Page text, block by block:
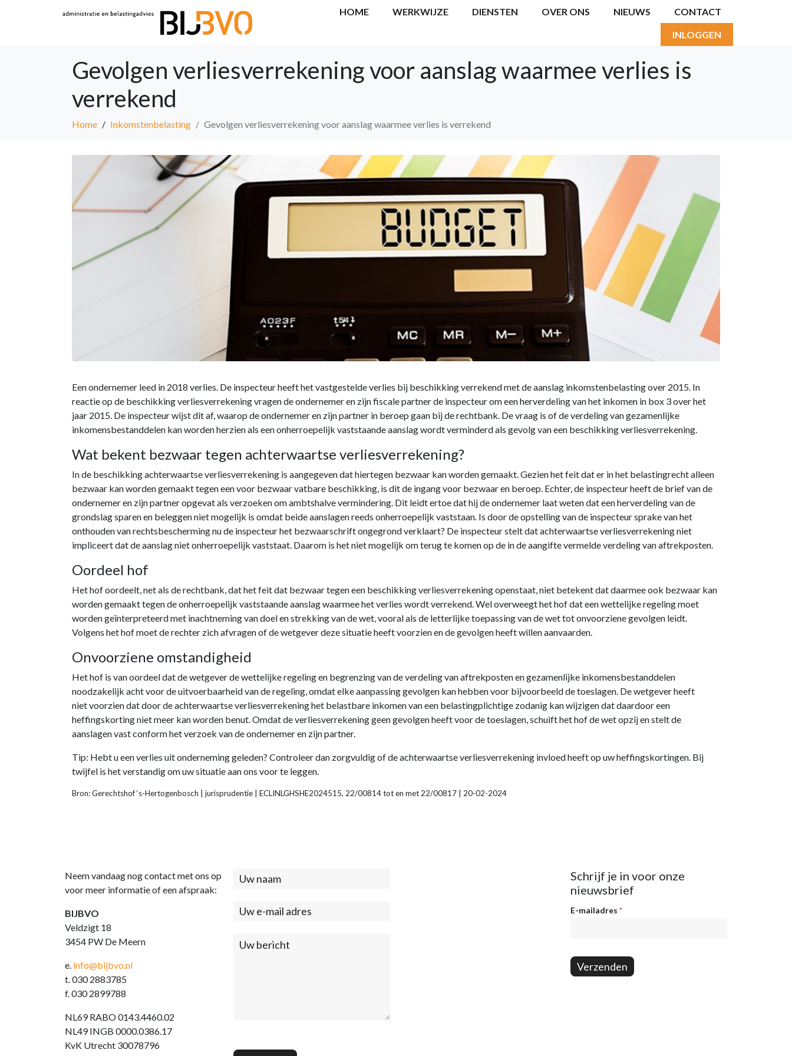
HOME WERKWIJZE DIENSTEN OVER ONS NIEUWS CONTACT
INLOGGEN
Gevolgen verliesverrekening voor aanslag waarmee verlies is
verrekend
Home Inkomstenbelasting Gevolgen verliesverrekening voor aanslag waarmee verlies is verrekend
Een ondernemer leed in 2018 verlies. De inspecteur heeft het vastgestelde verlies bij beschikking verrekend met de aanslag inkomstenbelasting over 2015. In
reactie op de beschikking verliesverrekening vragen de ondernemer en zijn fiscale partner de inspecteur om een herverdeling van het inkomen in box 3 over het
jaar 2015. De inspecteur wijst dit af, waarop de ondernemer en zijn partner in beroep gaan bij de rechtbank. De vraag is of de verdeling van gezamenlijke
inkomensbestanddelen kan worden herzien als een onherroepelijk vaststaande aanslag wordt verminderd als gevolg van een beschikking verliesverrekening.
Wat bekent bezwaar tegen achterwaartse verliesverrekening?
In de beschikking achterwaartse verliesverrekening is aangegeven dat hiertegen bezwaar kan worden gemaakt. Gezien het feit dat er in het belastingrecht alleen
bezwaar kan worden gemaakt tegen een voor bezwaar vatbare beschikking, is dit de ingang voor bezwaar en beroep. Echter, de inspecteur heeft de brief van de
ondernemer en zijn partner opgevat als verzoeken om ambtshalve vermindering. Dit leidt ertoe dat hij de ondernemer laat weten dat een herverdeling van de
grondslag sparen en beleggen niet mogelijk is omdat beide aanslagen reeds onherroepelijk vaststaan. Is door de opstelling van de inspecteur sprake van het
onthouden van rechtsbescherming nu de inspecteur het bezwaarschrift ongegrond verklaart? De inspecteur stelt dat achterwaartse verliesverrekening niet
impliceert dat de aanslag niet onherroepelijk vaststaat. Daarom is het niet mogelijk om terug te komen op de in de aangifte vermelde verdeling van aftrekposten.
Oordeel hof
Het hof oordeelt, net als de rechtbank, dat het feit dat bezwaar tegen een beschikking verliesverrekening openstaat, niet betekent dat daarmee ook bezwaar kan
worden gemaakt tegen de onherroepelijk vaststaande aanslag waarmee het verlies wordt verrekend. Wel overweegt het hof dat een wettelijke regeling moet
worden geïnterpreteerd met inachtneming van doel en strekking van de wet, vooral als de letterlijke toepassing van de wet tot onvoorziene gevolgen leidt.
Volgens het hof moet de rechter zich afvragen of de wetgever deze situatie heeft voorzien en de gevolgen heeft willen aanvaarden.
Onvoorziene omstandigheid
Het hof is van oordeel dat de wetgever de wettelijke regeling en begrenzing van de verdeling van aftrekposten en gezamenlijke inkomensbestanddelen
noodzakelijk acht voor de uitvoerbaarheid van de regeling, omdat elke aanpassing gevolgen kan hebben voor bijvoorbeeld de toeslagen. De wetgever heeft
niet voorzien dat door de achterwaartse verliesverrekening het belastbare inkomen van een belastingplichtige zodanig kan wijzigen dat daardoor een
heffingskorting niet meer kan worden benut. Omdat de verliesverrekening geen gevolgen heeft voor de toeslagen, schuift het hof de wet opzij en stelt de
aanslagen vast conform het verzoek van de ondernemer en zijn partner.
Tip: Hebt u een verlies uit onderneming geleden? Controleer dan zorgvuldig of de achterwaartse verliesverrekening invloed heeft op uw heffingskortingen. Bij
twijfel is het verstandig om uw situatie aan ons voor te leggen.
Bron: Gerechtshof ‘s-Hertogenbosch | jurisprudentie | ECLINLGHSHE2024515, 22/00814 tot en met 22/00817 | 20-02-2024
Neem vandaag nog contact met ons op
voor meer informatie of een afspraak:
BIJBVO
Veldzigt 18
3454 PW De Meern
e. info@bijbvo.nl
t. 030 2883785
f. 030 2899788
NL69 RABO 0143.4460.02
NL49 INGB 0000.0386.17
KvK Utrecht 30078796
Contact
Schrijf je in voor onze
nieuwsbrief
Nieuwsbrief
E-mailadres *
Verzenden